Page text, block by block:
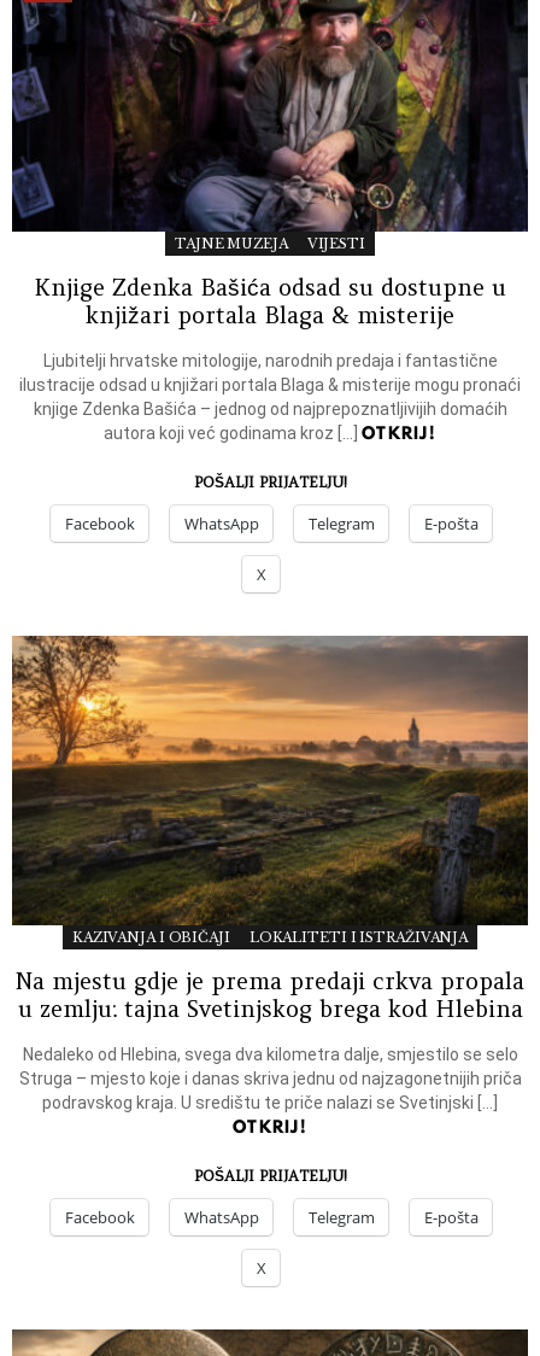
TAJNE MUZEJA VIJESTI
Knjige Zdenka Bašića odsad su dostupne u
knjižari portala Blaga & misterije
Ljubitelji hrvatske mitologije, narodnih predaja i fantastične
ilustracije odsad u knjižari portala Blaga & misterije mogu pronaći
knjige Zdenka Bašića – jednog od najprepoznatljivijih domaćih
autora koji već godinama kroz […] OTKRIJ!
POŠALJI PRIJATELJU!
Facebook WhatsApp Telegram E-pošta
X
KAZIVANJA I OBIČAJI LOKALITETI I ISTRAŽIVANJA
Na mjestu gdje je prema predaji crkva propala
u zemlju: tajna Svetinjskog brega kod Hlebina
Nedaleko od Hlebina, svega dva kilometra dalje, smjestilo se selo
Struga – mjesto koje i danas skriva jednu od najzagonetnijih priča
podravskog kraja. U središtu te priče nalazi se Svetinjski […]
OTKRIJ!
POŠALJI PRIJATELJU!
Facebook WhatsApp Telegram E-pošta
X